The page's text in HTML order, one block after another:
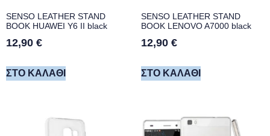
SENSO LEATHER STAND
BOOK HUAWEI Y6 II black
12,90 €
ΣΤΟ ΚΑΛΆΘΙ
SENSO LEATHER STAND
BOOK LENOVO A7000 black
12,90 €
ΣΤΟ ΚΑΛΆΘΙ